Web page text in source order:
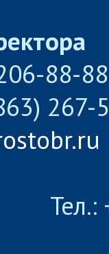
88-
267-